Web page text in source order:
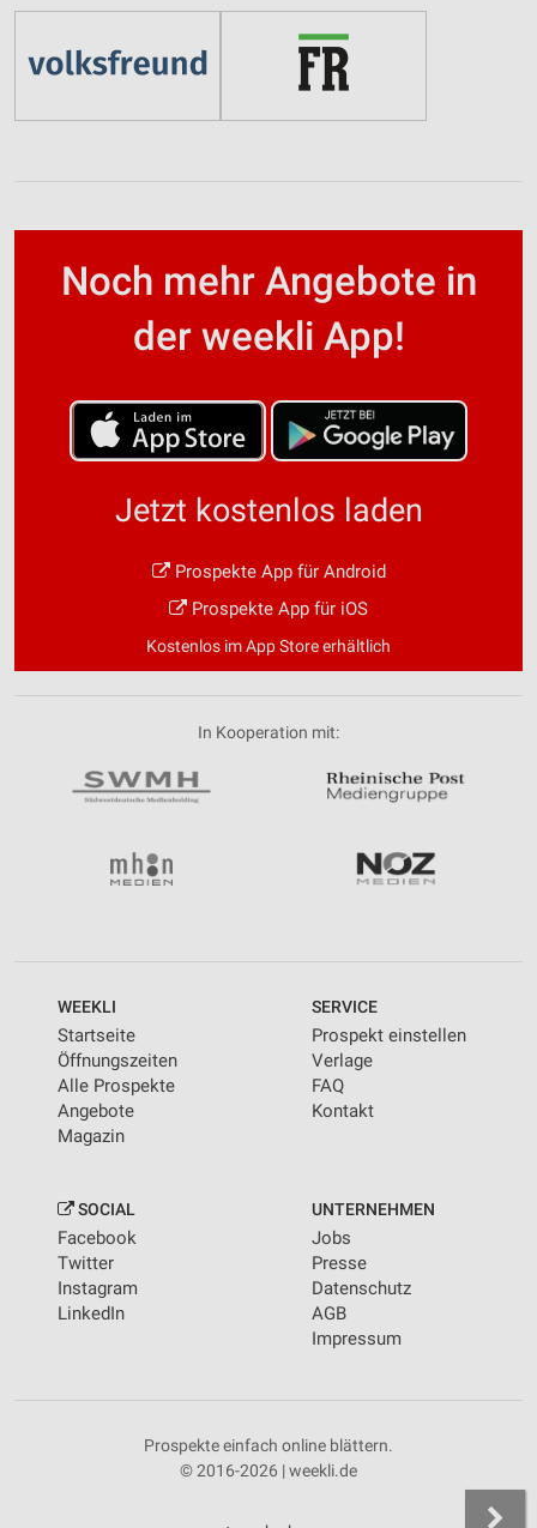
Noch mehr Angebote in
der weekli App!
Jetzt kostenlos laden
Prospekte App für Android
Prospekte App für iOS
Kostenlos im App Store erhältlich
In Kooperation mit:
WEEKLI
Startseite
Öffnungszeiten
Alle Prospekte
Angebote
Magazin
SERVICE
Prospekt einstellen
Verlage
FAQ
Kontakt
SOCIAL
Facebook
Twitter
Instagram
LinkedIn
UNTERNEHMEN
Jobs
Presse
Datenschutz
AGB
Impressum
Prospekte einfach online blättern.
© 2016-2026 | weekli.de